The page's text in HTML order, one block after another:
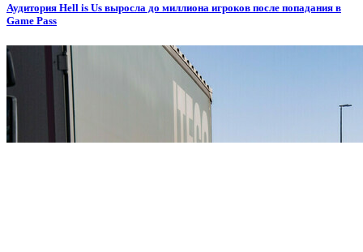
Аудитория Hell is Us выросла до миллиона игроков после попадания в
Game Pass